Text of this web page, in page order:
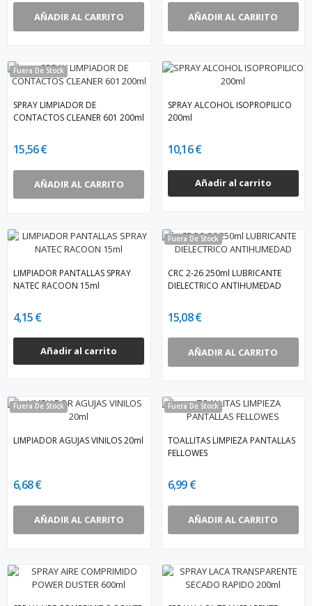
AÑADIR AL CARRITO AÑADIR AL CARRITO
Fuera De Stock
SPRAY LIMPIADOR DE
CONTACTOS CLEANER 601 200ml
15,56 €
AÑADIR AL CARRITO
SPRAY ALCOHOL ISOPROPILICO
200ml
10,16 €
Añadir al carrito
LIMPIADOR PANTALLAS SPRAY
NATEC RACOON 15ml
4,15 €
Añadir al carrito
Fuera De Stock
CRC 2-26 250ml LUBRICANTE
DIELECTRICO ANTIHUMEDAD
15,08 €
AÑADIR AL CARRITO
Fuera De Stock
LIMPIADOR AGUJAS VINILOS 20ml
6,68 €
AÑADIR AL CARRITO
Fuera De Stock
TOALLITAS LIMPIEZA PANTALLAS
FELLOWES
6,99 €
AÑADIR AL CARRITO